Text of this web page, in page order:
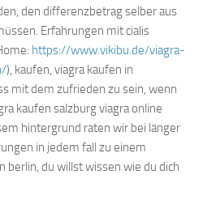
den differenzbetrag selber aus
Erfahrungen mit cialis
https://www.vikibu.de/viagra-
), kaufen, viagra kaufen in
mit dem zufrieden zu sein, wenn
kaufen salzburg viagra online
hintergrund raten wir bei länger
in jedem fall zu einem
berlin, du willst wissen wie du dich